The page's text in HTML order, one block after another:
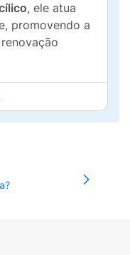
, ele atua
promovendo a